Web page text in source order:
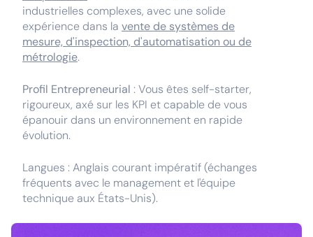
industrielles complexes, avec une solide
expérience dans la vente de systèmes de
mesure, d'inspection, d'automatisation ou de
métrologie.
Profil Entrepreneurial : Vous êtes self-starter,
rigoureux, axé sur les KPI et capable de vous
épanouir dans un environnement en rapide
évolution.
Langues : Anglais courant impératif (échanges
fréquents avec le management et l'équipe
technique aux États-Unis).